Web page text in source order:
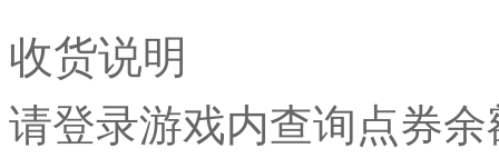
收货说明
请登录游戏内查询点券